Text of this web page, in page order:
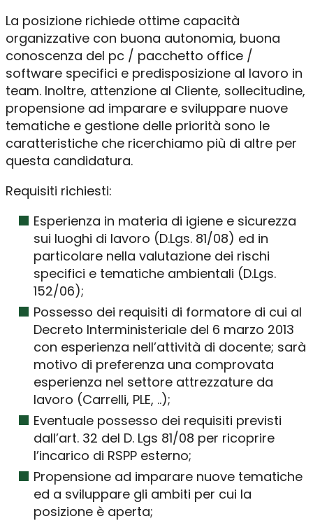
La posizione richiede ottime capacità
organizzative con buona autonomia, buona
conoscenza del pc / pacchetto office /
software specifici e predisposizione al lavoro in
team. Inoltre, attenzione al Cliente, sollecitudine,
propensione ad imparare e sviluppare nuove
tematiche e gestione delle priorità sono le
caratteristiche che ricerchiamo più di altre per
questa candidatura.
Requisiti richiesti:
Esperienza in materia di igiene e sicurezza
sui luoghi di lavoro (D.Lgs. 81/08) ed in
particolare nella valutazione dei rischi
specifici e tematiche ambientali (D.Lgs.
152/06);
Possesso dei requisiti di formatore di cui al
Decreto Interministeriale del 6 marzo 2013
con esperienza nell’attività di docente; sarà
motivo di preferenza una comprovata
esperienza nel settore attrezzature da
lavoro (Carrelli, PLE, ..);
Eventuale possesso dei requisiti previsti
dall’art. 32 del D. Lgs 81/08 per ricoprire
l’incarico di RSPP esterno;
Propensione ad imparare nuove tematiche
ed a sviluppare gli ambiti per cui la
posizione è aperta;